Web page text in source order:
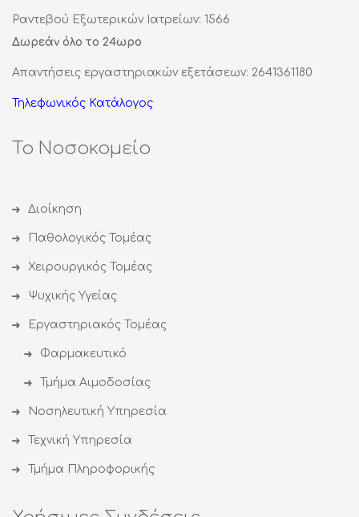
Ραντεβού Εξωτερικών Ιατρείων: 1566
Δωρεάν όλο το 24ωρο
Απαντήσεις εργαστηριακών εξετάσεων: 2641361180
Τηλεφωνικός Κατάλογος
Το Νοσοκομείο
Διοίκηση
Παθολογικός Τομέας
Χειρουργικός Τομέας
Ψυχικής Υγείας
Εργαστηριακός Τομέας
Φαρμακευτικό
Τμήμα Αιμοδοσίας
Νοσηλευτική Υπηρεσία
Τεχνική Υπηρεσία
Τμήμα Πληροφορικής